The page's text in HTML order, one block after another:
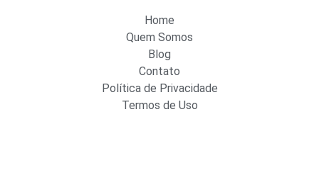
Home
Quem Somos
Blog
Contato
Política de Privacidade
Termos de Uso